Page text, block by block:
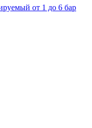
от 1 до 6 бар